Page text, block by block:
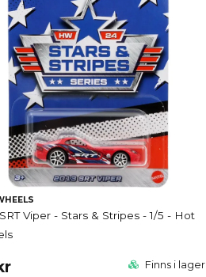
Viper - Stars & Stripes - 1/5 - Hot
Finns i lager